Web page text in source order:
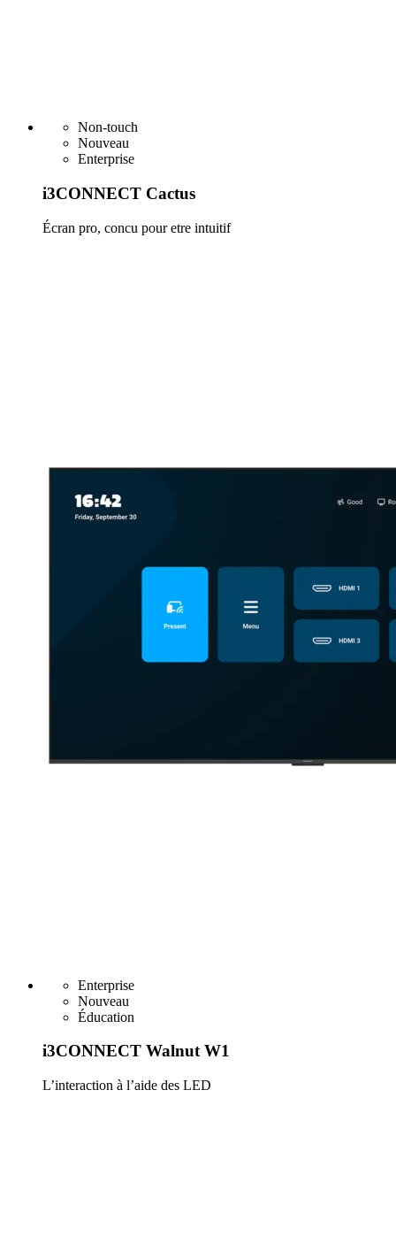
Non-touch
Nouveau
Enterprise
i3CONNECT Cactus
Écran pro, concu pour etre intuitif
Enterprise
Nouveau
Éducation
i3CONNECT Walnut W1
L’interaction à l’aide des LED